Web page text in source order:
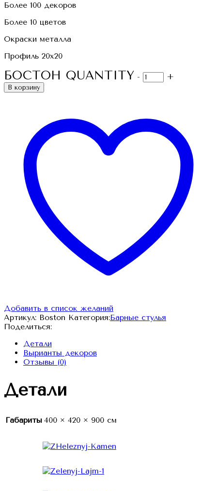
Более 100 декоров
Более 10 цветов
Окраски металла
Профиль 20х20
БОСТОН QUANTITY - +
В корзину
Добавить в список желаний
Артикул: Boston Категория:Барные стулья
Поделиться:
Детали
Вырианты декоров
Отзывы (0)
Детали
Габариты 400 × 420 × 900 см